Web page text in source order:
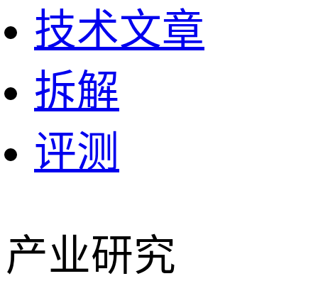
技术文章
拆解
评测
产业研究